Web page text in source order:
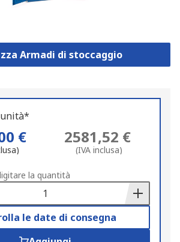
Armadi di stoccaggio
€ 2581,52 €
(IVA inclusa)
la quantità
le date di consegna